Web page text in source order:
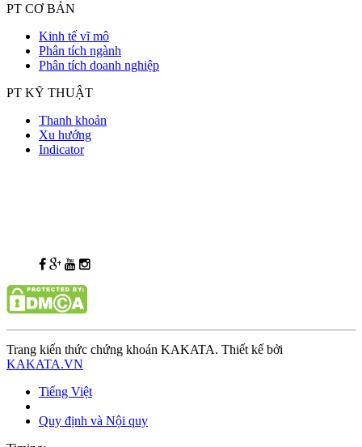
PT CƠ BẢN
Kinh tế vĩ mô
Phân tích ngành
Phân tích doanh nghiệp
PT KỸ THUẬT
Thanh khoản
Xu hướng
Indicator
Trang kiến thức chứng khoán KAKATA. Thiết kế bởi
KAKATA.VN
Tiếng Việt
Quy định và Nội quy